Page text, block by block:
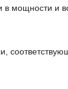
в мощности и